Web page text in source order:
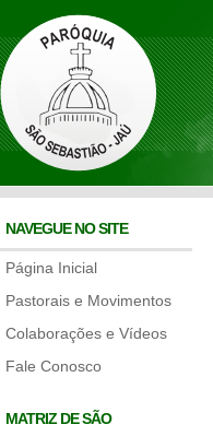
NAVEGUE NO SITE
Página Inicial
Pastorais e Movimentos
Colaborações e Vídeos
Fale Conosco
MATRIZ DE SÃO